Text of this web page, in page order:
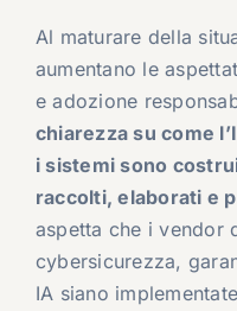
Al maturare della
aumentano le
e adozione
chiarezza su come
i sistemi sono
raccolti, elaborati e
aspetta che i vendor
cybersicurezza,
IA siano